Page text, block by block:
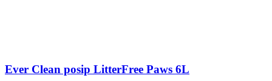
Ever Clean posip LitterFree Paws 6L